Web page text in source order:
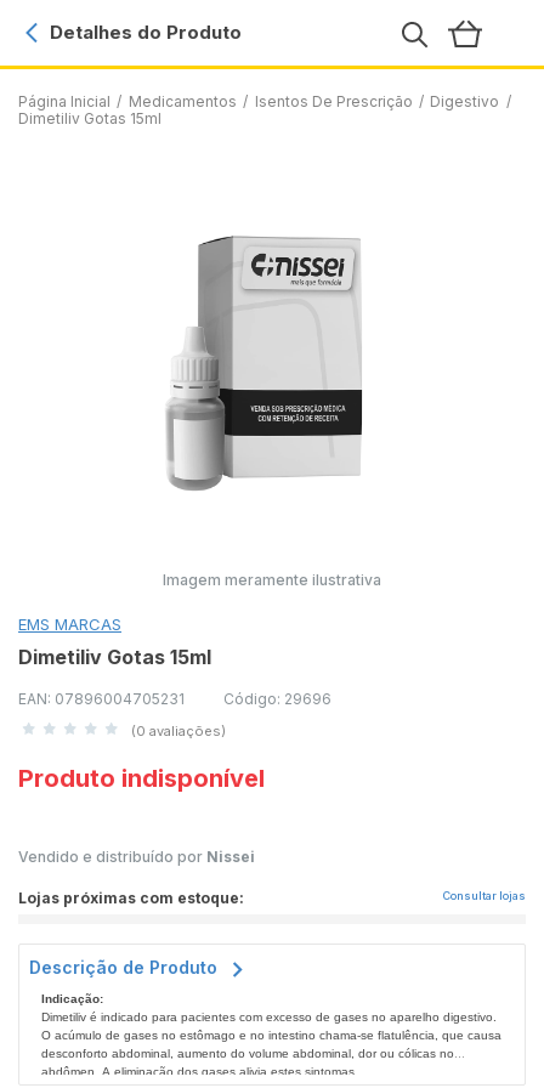
Página Inicial / Medicamentos / Isentos De Prescrição / Digestivo /
Dimetiliv Gotas 15ml
Detalhes do Produto
Imagem meramente ilustrativa
EMS MARCAS
Dimetiliv Gotas 15ml
EAN: 07896004705231 Código: 29696
(0 avaliações)
Produto indisponível
Vendido e distribuído por Nissei
Lojas próximas com estoque: Consultar lojas
Descrição de Produto
Indicação:
Dimetiliv é indicado para pacientes com excesso de gases no aparelho digestivo.
O acúmulo de gases no estômago e no intestino chama-se flatulência, que causa
desconforto abdominal, aumento do volume abdominal, dor ou cólicas no
abdômen. A eliminação dos gases alivia estes sintomas.